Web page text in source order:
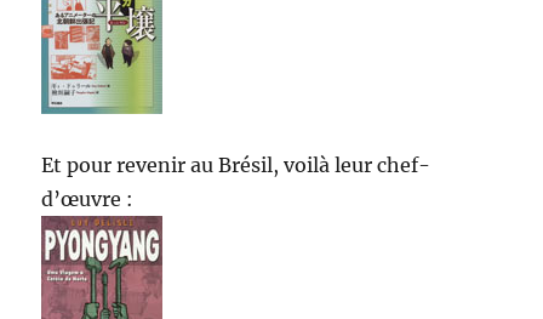
Et pour revenir au Brésil, voilà leur chef-
d’œuvre :